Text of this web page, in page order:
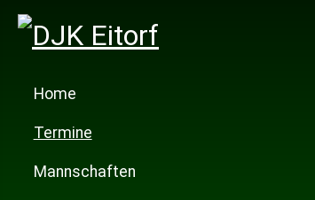
Home
Termine
Mannschaften